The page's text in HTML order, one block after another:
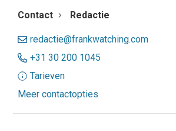
Contact Redactie
redactie@frankwatching.com
+31 30 200 1045
Tarieven
Meer contactopties